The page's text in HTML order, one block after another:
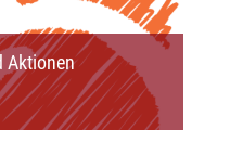
Aktionen